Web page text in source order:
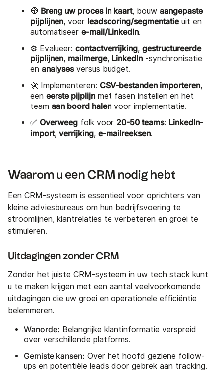
🧭 Breng uw proces in kaart, bouw aangepaste
pijplijnen, voer leadscoring/segmentatieuit en
automatiseer e-mail/LinkedIn.
⚙️ Evalueer: contactverrijking, gestructureerde
pijplijnen, mailmerge, LinkedIn -synchronisatie
en analysesversus budget.
🚀 Implementeren: CSV-bestanden importeren,
een eerste pijplijn met fasen instellen en het
team aan boord halen voor implementatie.
✅ Overweeg folk voor 20-50 teams: LinkedIn-
import, verrijking, e-mailreeksen.
Waarom u een CRM nodig hebt
Een CRM-systeem is essentieel voor oprichters van
kleine adviesbureaus om hun bedrijfsvoering te
stroomlijnen, klantrelaties te verbeteren en groei te
stimuleren.
Uitdagingen zonder CRM
Zonder het juiste CRM-systeem in uw tech stack kunt
u te maken krijgen met een aantal veelvoorkomende
uitdagingen die uw groei en operationele efficiëntie
belemmeren.
Wanorde: Belangrijke klantinformatie verspreid
over verschillende platforms.
Gemiste kansen: Over het hoofd geziene follow-
ups en potentiële leads door gebrek aan tracking.